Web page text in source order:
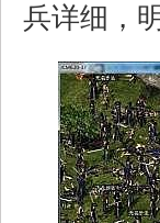
兵详细，